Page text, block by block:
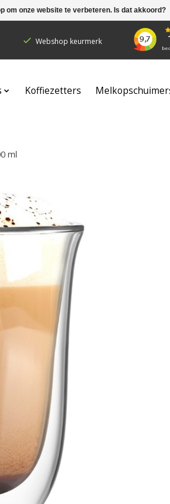
Webshop keurmerk
Koffiezetters
ml
om onze website te verbeteren. Is dat akkoord?